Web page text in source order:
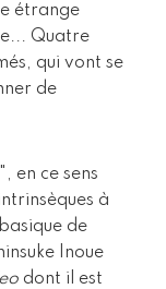
étrange
Quatre
qui vont se
de
en ce sens
à
de
Inoue
dont il est